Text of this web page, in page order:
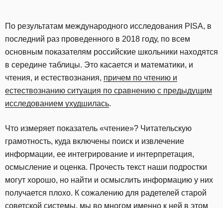
По результатам международного исследования PISA, в
последний раз проведенного в 2018 году, по всем
основным показателям российские школьники находятся
в середине таблицы. Это касается и математики, и
чтения, и естествознания, причем по чтению и
естествознанию ситуация по сравнению с предыдущим
исследованием ухудшилась.
Что измеряет показатель «чтение»? Читательскую
грамотность, куда включены поиск и извлечение
информации, ее интегрирование и интерпретация,
осмысление и оценка. Прочесть текст наши подростки
могут хорошо, но найти и осмыслить информацию у них
получается плохо. К сожалению для радетелей старой
советской системы, мы во многом именно к ней в этом